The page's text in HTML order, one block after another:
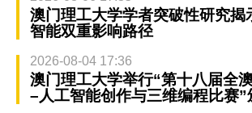
澳门理工大学学者突破性研究揭
智能双重影响路径
2026-08-04 17:36
澳门理工大学举行“第十八届全
–人工智能创作与三维编程比赛”